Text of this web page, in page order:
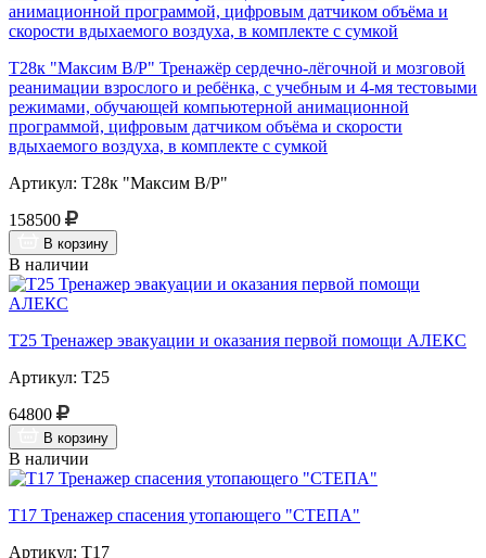
Т28к "Максим В/Р" Тренажёр сердечно-лёгочной и мозговой
реанимации взрослого и ребёнка, с учебным и 4-мя тестовыми
режимами, обучающей компьютерной анимационной
программой, цифровым датчиком объёма и скорости
вдыхаемого воздуха, в комплекте с сумкой
Артикул: Т28к "Максим В/Р"
158500
В корзину
В наличии
Т25 Тренажер эвакуации и оказания первой помощи АЛЕКС
Артикул: Т25
64800
В корзину
В наличии
Т17 Тренажер спасения утопающего "СТЕПА"
Артикул: Т17